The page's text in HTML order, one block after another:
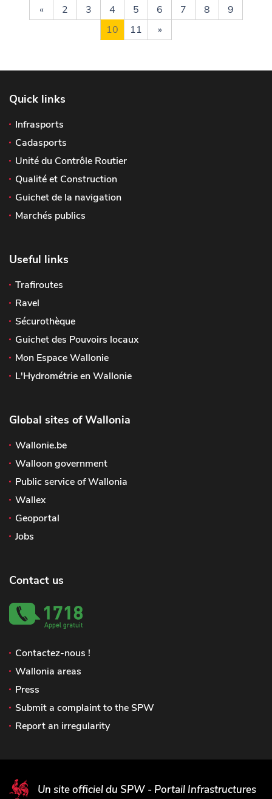
« 2 3 4 5 6 7 8
9
10
11 »
Quick links
Infrasports
Cadasports
Unité du Contrôle Routier
Qualité et Construction
Guichet de la navigation
Marchés publics
Useful links
Trafiroutes
Ravel
Sécurothèque
Guichet des Pouvoirs locaux
Mon Espace Wallonie
L'Hydrométrie en Wallonie
Global sites of Wallonia
Wallonie.be
Walloon government
Public service of Wallonia
Wallex
Geoportal
Jobs
Contact us
Contactez-nous !
Wallonia areas
Press
Submit a complaint to the SPW
Report an irregularity
Un site officiel du SPW - Portail Infrastructures